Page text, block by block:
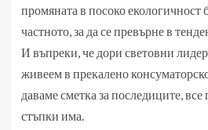
промяната в посоко екологичност
частното, за да се превърне в
И въпреки, че дори световни
живеем в прекалено
даваме сметка за последиците,
стъпки има.